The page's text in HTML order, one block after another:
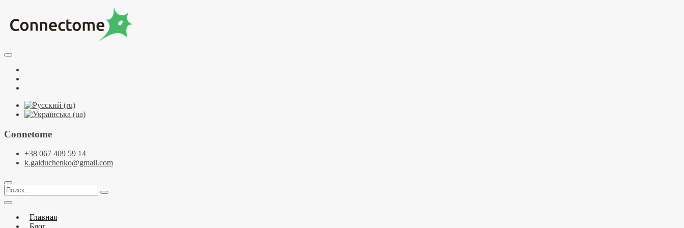
содержимому
Курсы по НЛП и коучингу. НЛП-Практик. НЛП-Мастер. Школа Нейрокоучинга. Метапрограммы
Connetome
+38 067 409 59 14
k.gaiduchenko@gmail.com
Поиск…
Главная